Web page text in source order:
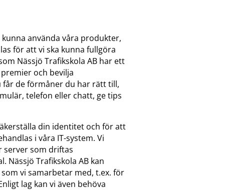
använda våra produkter,
för att vi ska kunna fullgöra
Nässjö Trafikskola AB har ett
och bevilja
får de förmåner du har rätt till,
telefon eller chatt, ge tips
din identitet och för att
i våra IT-system. Vi
server som driftas
Nässjö Trafikskola AB kan
vi samarbetar med, t.ex. för
lag kan vi även behöva